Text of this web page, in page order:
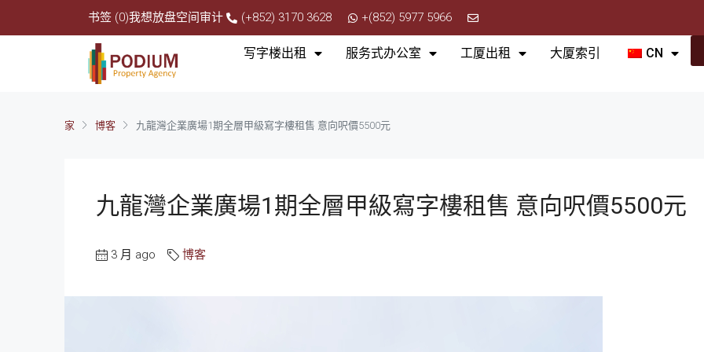
书签 (0)我想放盘空间审计 (+852) 3170 3628 +(852) 5977 5966
写字楼出租 服务式办公室 工厦出租 大厦索引 CN
家 博客 九龍灣企業廣場1期全層甲級寫字樓租售 意向呎價5500元
九龍灣企業廣場1期全層甲級寫字樓租售 意向呎價5500元
3 月 ago 博客